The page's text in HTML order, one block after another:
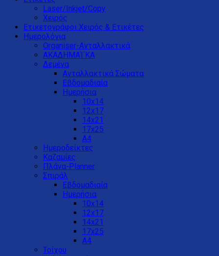
Laser/Inkjet/Copy
Χειρός
Ετικετογράφοι Χειρός & Ετικέτες
Ημερολόγια
Organiser-Ανταλλακτικά
ΑΚΑΔΗΜΑΊ΄ΚΑ
Δεμένα
Ανταλλακτικά Σώματα
Εβδομαδιαία
Ημερήσια
10x14
12x17
14x21
17x25
Α4
Ημεροδείκτες
Καζαμίες
Πλάνα-Planner
Σπιράλ
Εβδομαδιαία
Ημερήσια
10x14
12x17
14x21
17x25
Α4
Τοίχου